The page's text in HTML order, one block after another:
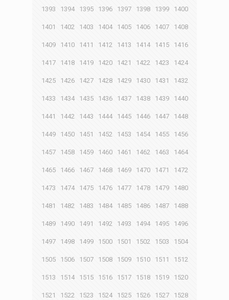
1393 1394 1395 1396 1397 1398 1399 1400
1401 1402 1403 1404 1405 1406 1407 1408
1409 1410 1411 1412 1413 1414 1415 1416
1417 1418 1419 1420 1421 1422 1423 1424
1425 1426 1427 1428 1429 1430 1431 1432
1433 1434 1435 1436 1437 1438 1439 1440
1441 1442 1443 1444 1445 1446 1447 1448
1449 1450 1451 1452 1453 1454 1455 1456
1457 1458 1459 1460 1461 1462 1463 1464
1465 1466 1467 1468 1469 1470 1471 1472
1473 1474 1475 1476 1477 1478 1479 1480
1481 1482 1483 1484 1485 1486 1487 1488
1489 1490 1491 1492 1493 1494 1495 1496
1497 1498 1499 1500 1501 1502 1503 1504
1505 1506 1507 1508 1509 1510 1511 1512
1513 1514 1515 1516 1517 1518 1519 1520
1521 1522 1523 1524 1525 1526 1527 1528